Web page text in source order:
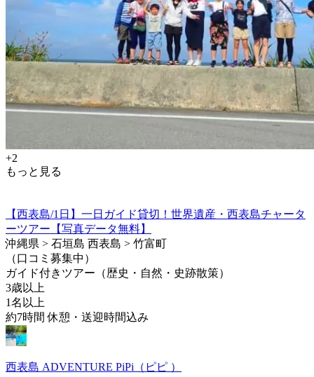
+2
もっと見る
【西表島/1日】一日ガイド貸切！世界遺産・西表島チャータ
ーツアー【写真データ無料】
沖縄県 > 石垣島 西表島 > 竹富町
（口コミ募集中）
ガイド付きツアー（歴史・自然・史跡散策）
3歳以上
1名以上
約7時間 休憩・送迎時間込み
西表島 ADVENTURE PiPi（ピピ ）